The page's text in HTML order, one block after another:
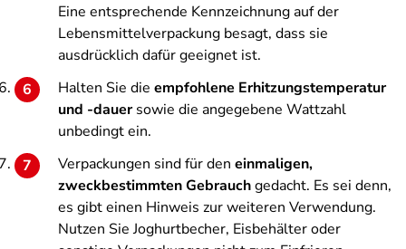
Eine entsprechende Kennzeichnung auf der
Lebensmittelverpackung besagt, dass sie
ausdrücklich dafür geeignet ist.
Halten Sie die empfohlene Erhitzungstemperatur
und -dauersowie die angegebene Wattzahl
unbedingt ein.
Verpackungen sind für den einmaligen,
zweckbestimmten Gebrauchgedacht. Es sei denn,
es gibt einen Hinweis zur weiteren Verwendung.
Nutzen Sie Joghurtbecher, Eisbehälter oder